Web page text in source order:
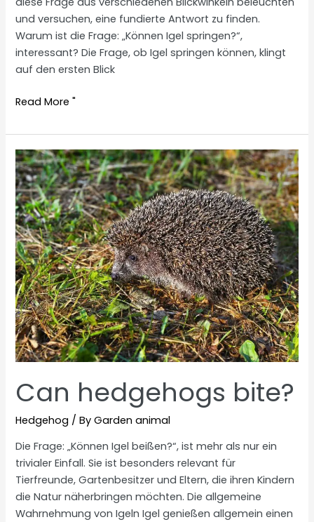
und versuchen, eine fundierte Antwort zu finden.
Warum ist die Frage: „Können Igel springen?“,
interessant? Die Frage, ob Igel springen können, klingt
auf den ersten Blick
Can
jump?
Read More "
Can hedgehogs bite?
Hedgehog / ByGarden animal
Die Frage: „Können Igel beißen?“, ist mehr als nur ein
trivialer Einfall. Sie ist besonders relevant für
Tierfreunde, Gartenbesitzer und Eltern, die ihren Kindern
die Natur näherbringen möchten. Die allgemeine
Wahrnehmung von Igeln Igel genießen allgemein einen